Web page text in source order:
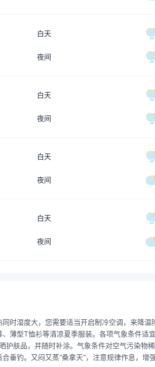
白天
夜间
白天
夜间
白天
夜间
白天
夜间
同时湿度大，您需要适当开启制冷空调，来降
、薄型T恤衫等清凉夏季服装。各项气象条件适
护肤品，并随时补涂。气象条件对空气污染物
垂钓。又闷又蒸“桑拿天”，注意规律作息，